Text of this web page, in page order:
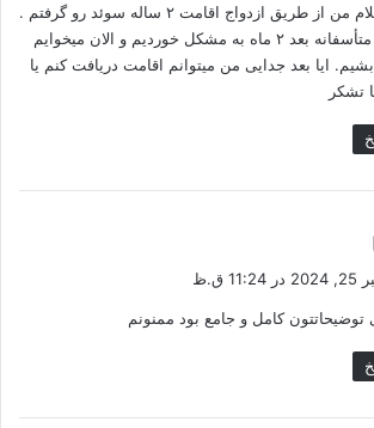
:
با سلام من از طریق ازدواج اقامت ۲ ساله سوئد رو گرفتم .
ولی متأسفانه بعد ۲ ماه به مشکل خوردیم و الان میخوایم
ایا بعد جدایی من میتوانم اقامت دریافت کنم یا
تشکر
:
ق.ظ
توضیحاتتون کامل و جامع بود ممنونم